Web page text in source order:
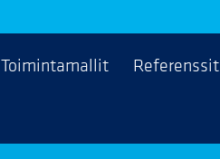
Toimintamallit Referenssit